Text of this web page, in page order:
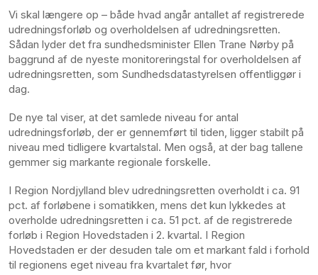
Vi skal længere op – både hvad angår antallet af registrerede
udredningsforløb og overholdelsen af udredningsretten.
Sådan lyder det fra sundhedsminister Ellen Trane Nørby på
baggrund af de nyeste monitoreringstal for overholdelsen af
udredningsretten, som Sundhedsdatastyrelsen offentliggør i
dag.
De nye tal viser, at det samlede niveau for antal
udredningsforløb, der er gennemført til tiden, ligger stabilt på
niveau med tidligere kvartalstal. Men også, at der bag tallene
gemmer sig markante regionale forskelle.
I Region Nordjylland blev udredningsretten overholdt i ca. 91
pct. af forløbene i somatikken, mens det kun lykkedes at
overholde udredningsretten i ca. 51 pct. af de registrerede
forløb i Region Hovedstaden i 2. kvartal. I Region
Hovedstaden er der desuden tale om et markant fald i forhold
til regionens eget niveau fra kvartalet før, hvor